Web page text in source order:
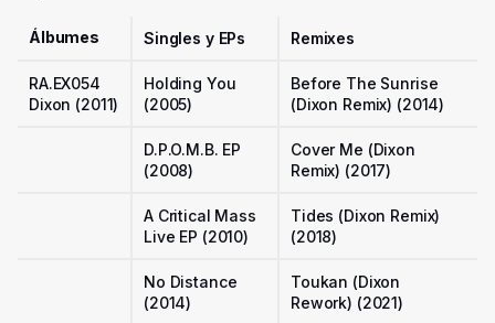
Álbumes Singles y EPs Remixes
RA.EX054
Dixon (2011)
Holding You
(2005)
Before The Sunrise
(Dixon Remix) (2014)
D.P.O.M.B. EP
(2008)
Cover Me (Dixon
Remix) (2017)
A Critical Mass
Live EP (2010)
Tides (Dixon Remix)
(2018)
No Distance
(2014)
Toukan (Dixon
Rework) (2021)